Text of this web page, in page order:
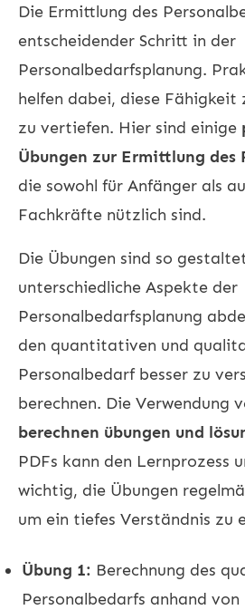
Die Ermittlung des
entscheidender Schritt in der
Personalbedarfsplanung.
helfen dabei, diese Fähigkeit
zu vertiefen. Hier sind einige
Übungen zur Ermittlung des
die sowohl für Anfänger als
Fachkräfte nützlich sind.
Die Übungen sind so
unterschiedliche Aspekte der
Personalbedarfsplanung
den quantitativen und
Personalbedarf besser zu
berechnen. Die Verwendung
berechnen übungen und
PDFs kann den Lernprozess
wichtig, die Übungen
um ein tiefes Verständnis zu
Übung 1: Berechnung des
Personalbedarfs anhand von